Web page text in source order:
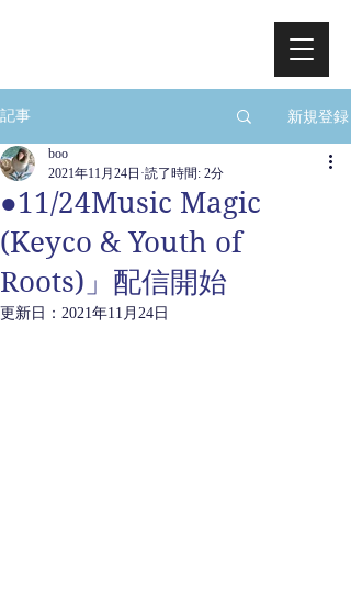
記事 新規登録
●11/24Music Magic
(Keyco & Youth of
Roots)」配信開始
boo
2021年11月24日 読了時間: 2分
更新日： 2021年11月24日